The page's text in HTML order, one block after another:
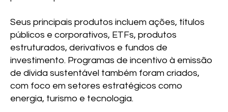
Seus principais produtos incluem ações, títulos
públicos e corporativos, ETFs, produtos
estruturados, derivativos e fundos de
investimento. Programas de incentivo à emissão
de dívida sustentável também foram criados,
com foco em setores estratégicos como
energia, turismo e tecnologia.